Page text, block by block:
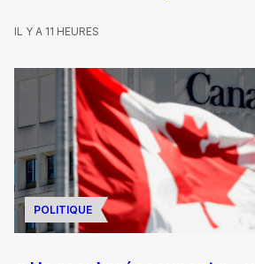
IL Y A 11 HEURES
POLITIQUE